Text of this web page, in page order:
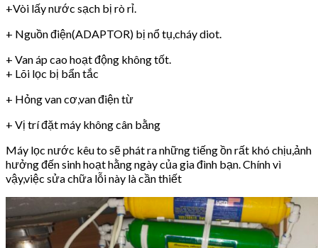
+Vòi lấy nước sạch bị rò rỉ.
+ Nguồn điện(ADAPTOR) bị nổ tụ,cháy diot.
+ Van áp cao hoạt động không tốt.
+ Lõi lọc bị bẩn tắc
+ Hỏng van cơ,van điện từ
+ Vị trí đặt máy không cân bằng
Máy lọc nước kêu to sẽ phát ra những tiếng ồn rất khó chịu,ảnh
hưởng đến sinh hoạt hằng ngày của gia đình bạn. Chính vì
vậy,việc sửa chữa lỗi này là cần thiết